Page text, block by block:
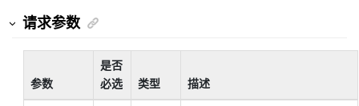
请求参数
参数
是否
必选
类型 描述